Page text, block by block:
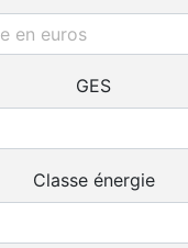
GES
Classe énergie